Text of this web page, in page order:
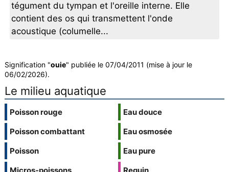
tégument du tympan et l'oreille interne. Elle
contient des os qui transmettent l'onde
acoustique (columelle...
Signification "ouie" publiée le 07/04/2011 (mise à jour le
06/02/2026).
Le milieu aquatique
Poisson rouge
Poisson combattant
Poisson
Eau douce
Eau osmosée
Eau pure